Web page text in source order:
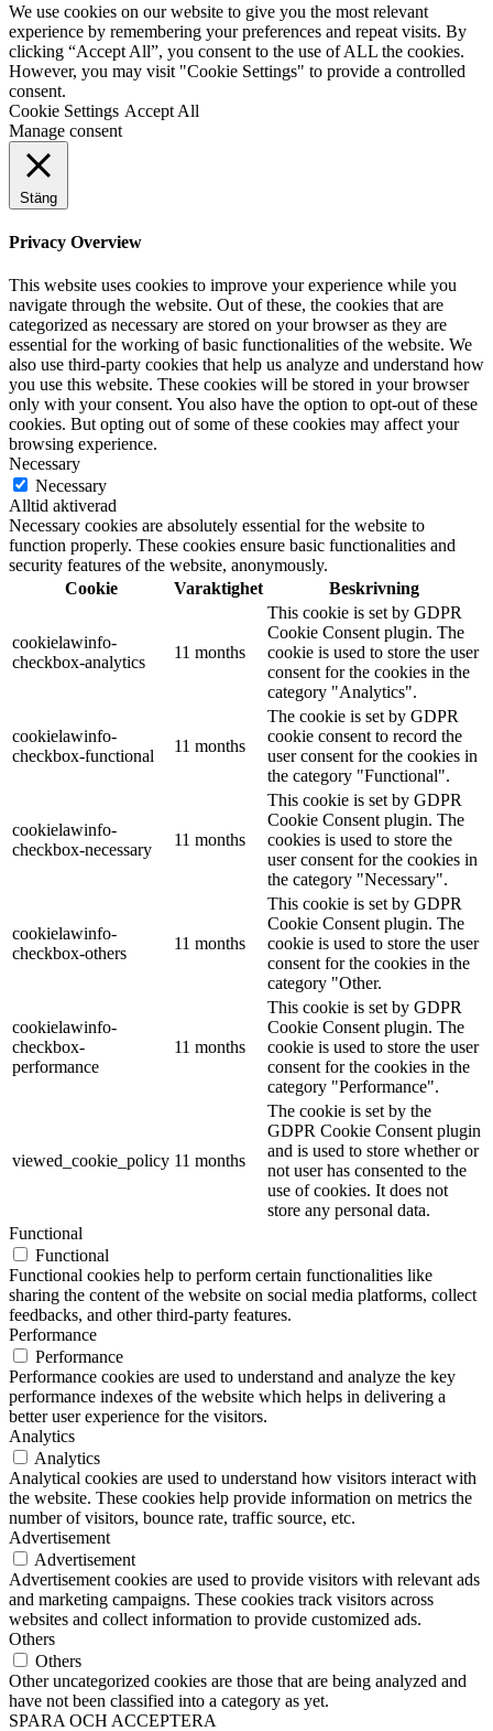
We use cookies on our website to give you the most relevant
experience by remembering your preferences and repeat visits. By
clicking “Accept All”, you consent to the use of ALL the cookies.
However, you may visit "Cookie Settings" to provide a controlled
consent.
Cookie Settings Accept All
Manage consent
Stäng
Privacy Overview
This website uses cookies to improve your experience while you
navigate through the website. Out of these, the cookies that are
categorized as necessary are stored on your browser as they are
essential for the working of basic functionalities of the website. We
also use third-party cookies that help us analyze and understand how
you use this website. These cookies will be stored in your browser
only with your consent. You also have the option to opt-out of these
cookies. But opting out of some of these cookies may affect your
browsing experience.
Necessary
Necessary
Alltid aktiverad
Necessary cookies are absolutely essential for the website to
function properly. These cookies ensure basic functionalities and
security features of the website, anonymously.
Cookie
Varaktighet Beskrivning
cookielawinfo-
checkbox-analytics
11 months
This cookie is set by GDPR
Cookie Consent plugin. The
cookie is used to store the user
consent for the cookies in the
category "Analytics".
cookielawinfo-
checkbox-functional
11 months
The cookie is set by GDPR
cookie consent to record the
user consent for the cookies in
the category "Functional".
cookielawinfo-
checkbox-necessary
11 months
This cookie is set by GDPR
Cookie Consent plugin. The
cookies is used to store the
user consent for the cookies in
the category "Necessary".
cookielawinfo-
checkbox-others
11 months
This cookie is set by GDPR
Cookie Consent plugin. The
cookie is used to store the user
consent for the cookies in the
category "Other.
cookielawinfo-
checkbox-
performance
11 months
This cookie is set by GDPR
Cookie Consent plugin. The
cookie is used to store the user
consent for the cookies in the
category "Performance".
viewed_cookie_policy 11 months
The cookie is set by the
GDPR Cookie Consent plugin
and is used to store whether or
not user has consented to the
use of cookies. It does not
store any personal data.
Functional
Functional
Functional cookies help to perform certain functionalities like
sharing the content of the website on social media platforms, collect
feedbacks, and other third-party features.
Performance
Performance
Performance cookies are used to understand and analyze the key
performance indexes of the website which helps in delivering a
better user experience for the visitors.
Analytics
Analytics
Analytical cookies are used to understand how visitors interact with
the website. These cookies help provide information on metrics the
number of visitors, bounce rate, traffic source, etc.
Advertisement
Advertisement
Advertisement cookies are used to provide visitors with relevant ads
and marketing campaigns. These cookies track visitors across
websites and collect information to provide customized ads.
Others
Others
Other uncategorized cookies are those that are being analyzed and
have not been classified into a category as yet.
SPARA OCH ACCEPTERA